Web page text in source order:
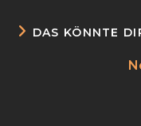
DAS KÖNNTE